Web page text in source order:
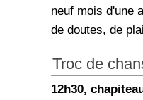
neuf mois d'une
de doutes, de
Troc de
12h30,